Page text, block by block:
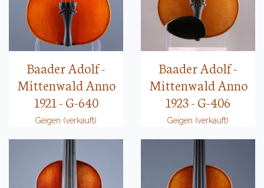
Baader Adolf -
Mittenwald Anno
1921 - G-640
Geigen (verkauft)
Baader Adolf -
Mittenwald Anno
1923 - G-406
Geigen (verkauft)